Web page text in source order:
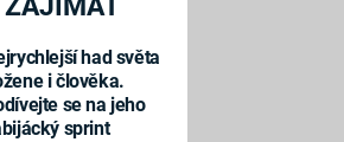
had světa
i člověka.
se na jeho
sprint